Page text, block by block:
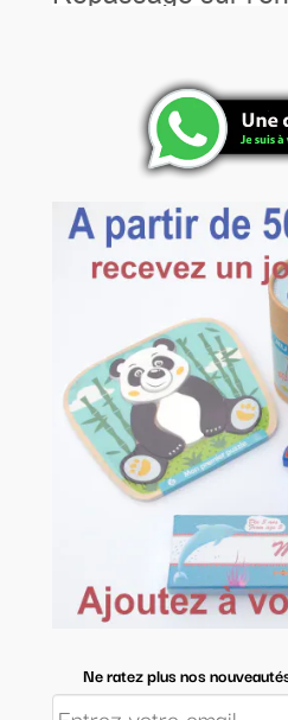
Ne ratez plus nos